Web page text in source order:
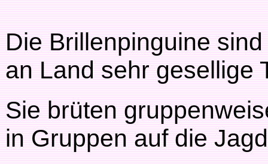
Die Brillenpinguine
an Land sehr gesellige
Sie brüten
in Gruppen auf die